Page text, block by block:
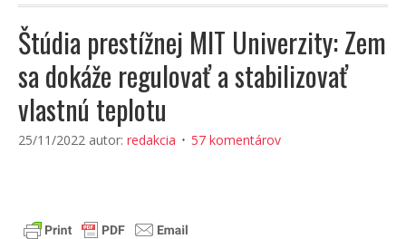
Štúdia prestížnej MIT Univerzity: Zem
sa dokáže regulovať a stabilizovať
vlastnú teplotu
25/11/2022 autor: redakcia 57 komentárov